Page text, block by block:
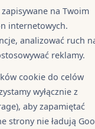
na Twoim
internetowych.
analizować ruch
reklamy.
cookie do celów
wyłącznie z
aby zapamiętać
strony nie ładują